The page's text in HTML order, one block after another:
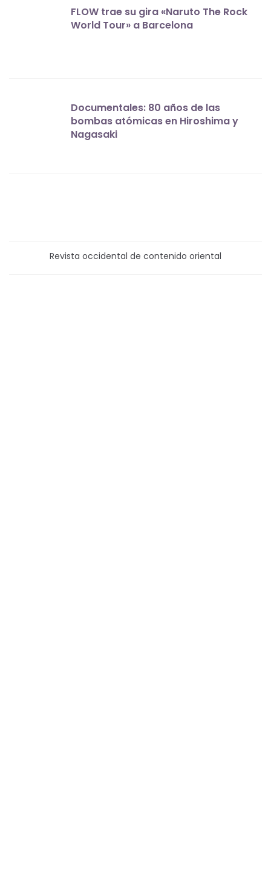
FLOW trae su gira «Naruto The Rock
World Tour» a Barcelona
Documentales: 80 años de las
bombas atómicas en Hiroshima y
Nagasaki
Revista occidental de contenido oriental